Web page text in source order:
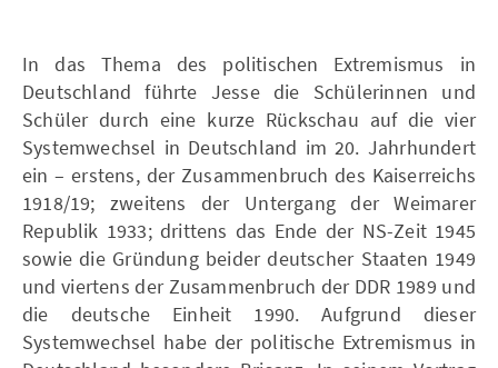
In das Thema des politischen Extremismus in
Deutschland führte Jesse die Schülerinnen und
Schüler durch eine kurze Rückschau auf die vier
Systemwechsel in Deutschland im 20. Jahrhundert
ein – erstens, der Zusammenbruch des Kaiserreichs
1918/19; zweitens der Untergang der Weimarer
Republik 1933; drittens das Ende der NS-Zeit 1945
sowie die Gründung beider deutscher Staaten 1949
und viertens der Zusammenbruch der DDR 1989 und
die deutsche Einheit 1990. Aufgrund dieser
Systemwechsel habe der politische Extremismus in